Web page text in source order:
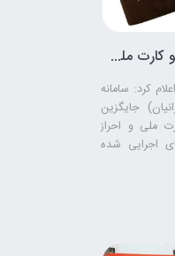
ارائه"کپی شناسنامه و کارت ملی" به دستگاه‌های اجرایی ممنوع شد
کرد: سامانه
جایگزین
ملی و احراز
اجرایی شده